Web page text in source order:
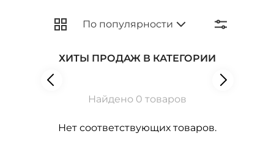
ХИТЫ ПРОДАЖ В КАТЕГОРИИ
Найдено 0 товаров
Нет соответствующих товаров.